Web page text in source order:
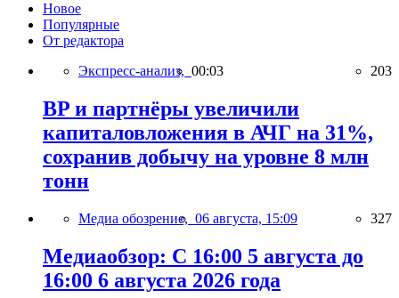
Новое
Популярные
От редактора
Экспресс-анализ, 00:03 203
BP и партнёры увеличили
капиталовложения в АЧГ на 31%,
сохранив добычу на уровне 8 млн
тонн
Медиа обозрение, 06 августа, 15:09 327
Медиаобзор: С 16:00 5 августа до
16:00 6 августа 2026 года